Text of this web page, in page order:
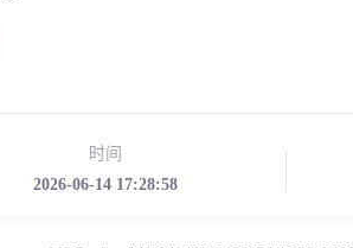
时间
2026-06-14 17:28:58